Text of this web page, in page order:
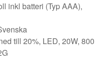
inkl batteri (Typ AAA),
till 20%, LED, 20W, 800